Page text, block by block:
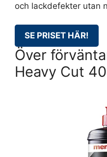
och lackdefekter utan
SE PRISET HÄR!
Över
Heavy Cut